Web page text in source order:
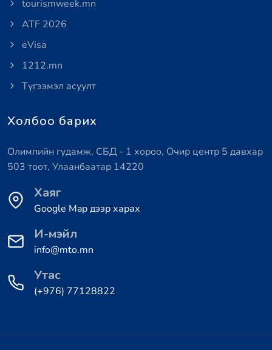
tourismweek.mn
ATF 2026
eVisa
1212.mn
Түгээмэл асуулт
Холбоо барих
Олимпийн гудамж, СБД - 1 хороо, Очир центр 5 давхар
503 тоот, Улаанбаатар 14220
Хаяг
Google Map дээр харах
И-мэйл
info@mto.mn
Утас
(+976) 77128822